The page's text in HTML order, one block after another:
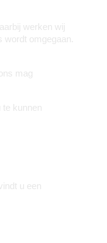
werken wij
omgegaan.
mag
kunnen
u een